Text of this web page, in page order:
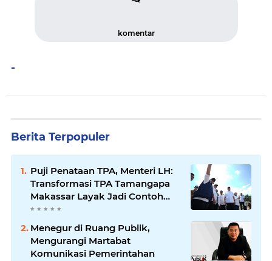
komentar
-
Berita Terpopuler
Puji Penataan TPA, Menteri LH:
Transformasi TPA Tamangapa
Makassar Layak Jadi Contoh
Nasional
Menegur di Ruang Publik,
Mengurangi Martabat
Komunikasi Pemerintahan